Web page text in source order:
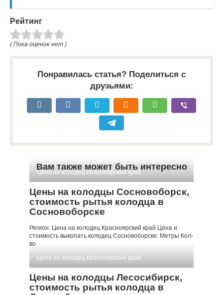
Рейтинг
( Пока оценок нет )
Понравилась статья? Поделиться с
друзьями:
Вам также может быть интересно
Цена на колодец Красноярский край
Цены на колодцы Сосновоборск,
стоимость рытья колодца в
Сосновоборске
Регион: Цена на колодец Красноярский край Цена и
стоимость выкопать колодец Сосновоборске: Метры Кол-
во
Цена на колодец Красноярский край
Цены на колодцы Лесосибирск,
стоимость рытья колодца в